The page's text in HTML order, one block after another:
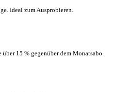
Ideal zum Ausprobieren.
15 % gegenüber dem Monatsabo.